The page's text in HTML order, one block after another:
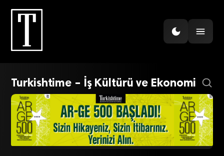
Turkishtime – İş Kültürü ve Ekonomi